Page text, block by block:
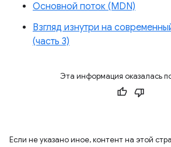
Основной поток (MDN)
Взгляд изнутри на
(часть 3)
Эта информация оказалась
Если не указано иное, контент на этой